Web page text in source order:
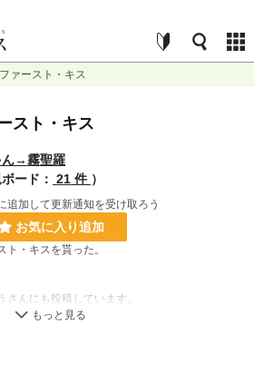
ファースト・キス
スト・キス
ん→霧聖羅
ボード： 21 件 ）
追加して更新通知を受け取ろう
お気に入り追加
・キスを貰った。
んにも投稿しています。
件